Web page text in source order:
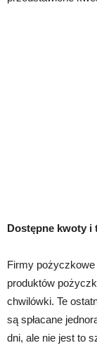
Dostępne kwoty i
Firmy
produktów
chwilówki. Te
są spłacane
dni, ale nie jest to